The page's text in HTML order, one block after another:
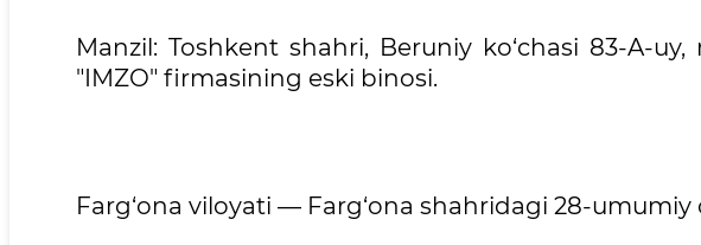
Manzil: Toshkent shahri, Beruniy ko‘chasi 83-A-
"IMZO" firmasining eski binosi.
Farg‘ona viloyati — Farg‘ona shahridagi 28-umumiy